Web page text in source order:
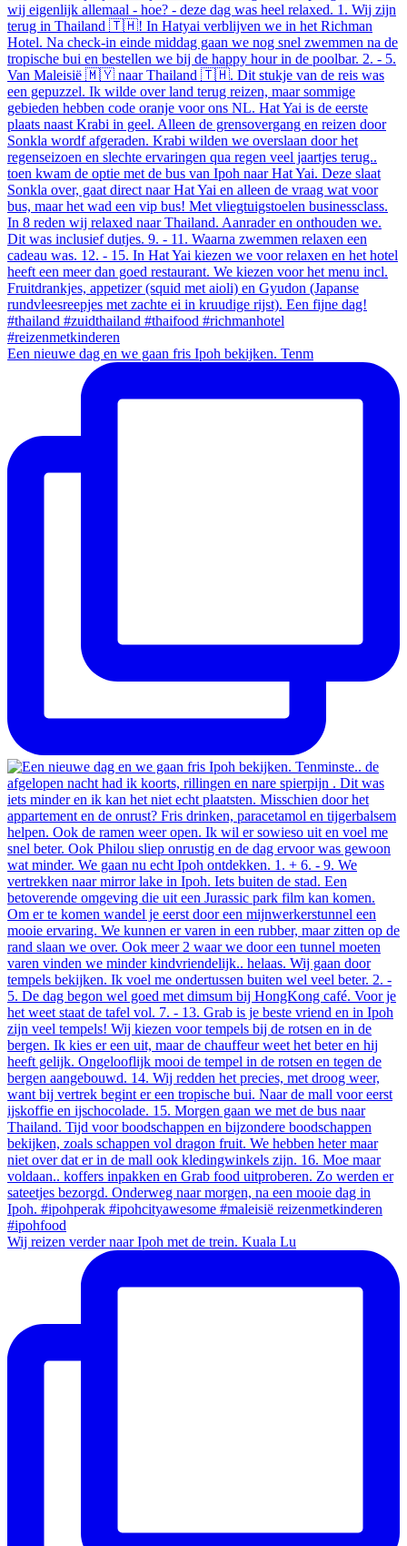
Een nieuwe dag en we gaan fris Ipoh bekijken. Tenm
Wij reizen verder naar Ipoh met de trein. Kuala Lu